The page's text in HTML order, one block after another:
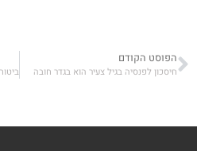
הפוסט הקודם
חיסכון לפנסיה בגיל צעיר הוא בגדר חובה